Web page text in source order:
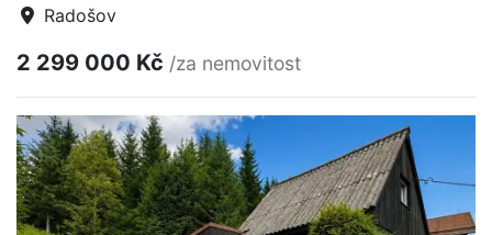
Radošov
2 299 000 Kč /za nemovitost